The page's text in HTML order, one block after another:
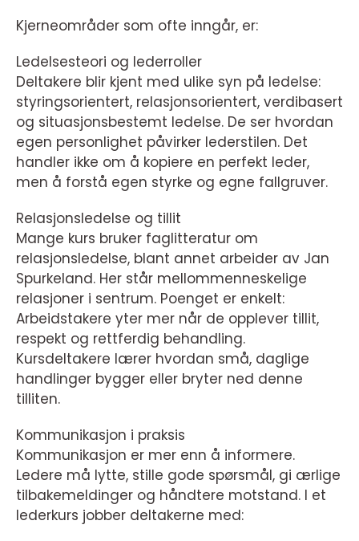
Kjerneområder som ofte inngår, er:
Ledelsesteori og lederroller
Deltakere blir kjent med ulike syn på ledelse:
styringsorientert, relasjonsorientert, verdibasert
og situasjonsbestemt ledelse. De ser hvordan
egen personlighet påvirker lederstilen. Det
handler ikke om å kopiere en perfekt leder,
men å forstå egen styrke og egne fallgruver.
Relasjonsledelse og tillit
Mange kurs bruker faglitteratur om
relasjonsledelse, blant annet arbeider av Jan
Spurkeland. Her står mellommenneskelige
relasjoner i sentrum. Poenget er enkelt:
Arbeidstakere yter mer når de opplever tillit,
respekt og rettferdig behandling.
Kursdeltakere lærer hvordan små, daglige
handlinger bygger eller bryter ned denne
tilliten.
Kommunikasjon i praksis
Kommunikasjon er mer enn å informere.
Ledere må lytte, stille gode spørsmål, gi ærlige
tilbakemeldinger og håndtere motstand. I et
lederkurs jobber deltakerne med: